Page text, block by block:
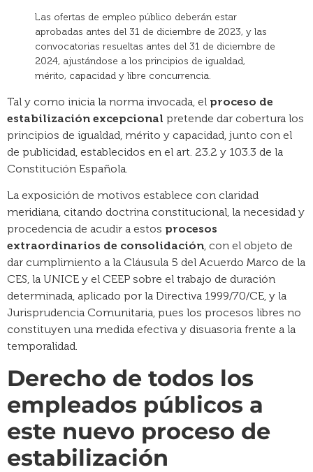
Las ofertas de empleo público deberán estar
aprobadas antes del 31 de diciembre de 2023, y las
convocatorias resueltas antes del 31 de diciembre de
2024, ajustándose a los principios de igualdad,
mérito, capacidad y libre concurrencia.
Tal y como inicia la norma invocada, el proceso de
estabilización excepcional pretende dar cobertura los
principios de igualdad, mérito y capacidad, junto con el
de publicidad, establecidos en el art. 23.2 y 103.3 de la
Constitución Española.
La exposición de motivos establece con claridad
meridiana, citando doctrina constitucional, la necesidad y
procedencia de acudir a estos procesos
extraordinarios de consolidación, con el objeto de
dar cumplimiento a la Cláusula 5 del Acuerdo Marco de la
CES, la UNICE y el CEEP sobre el trabajo de duración
determinada, aplicado por la Directiva 1999/70/CE, y la
Jurisprudencia Comunitaria, pues los procesos libres no
constituyen una medida efectiva y disuasoria frente a la
temporalidad.
Derecho de todos los
empleados públicos a
este nuevo proceso de
estabilización